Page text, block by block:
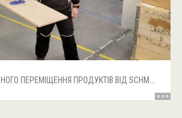
СИСТЕМИ ВАКУУМНОГО ПЕРЕМІЩЕННЯ ПРОДУКТІВ ВІД SCHMALZ. ТЕСТ-ДРАЙВ!!!